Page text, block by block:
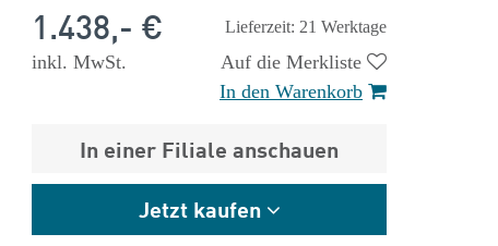
Lieferzeit: 21 Werktage
1.438,- €
inkl. MwSt.
Auf die Merkliste
In den Warenkorb
In einer Filiale anschauen
Jetzt kaufen